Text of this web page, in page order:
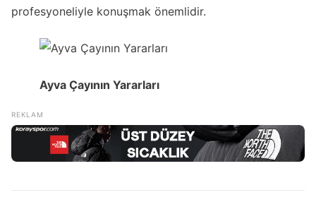
profesyoneliyle konuşmak önemlidir.
Ayva Çayının Yararları